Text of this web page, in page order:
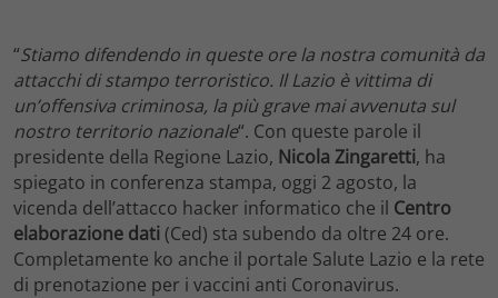
“Stiamo difendendo in queste ore la nostra comunità da
attacchi di stampo terroristico. Il Lazio è vittima di
un’offensiva criminosa, la più grave mai avvenuta sul
nostro territorio nazionale“. Con queste parole il
presidente della Regione Lazio, Nicola Zingaretti, ha
spiegato in conferenza stampa, oggi 2 agosto, la
vicenda dell’attacco hacker informatico che il Centro
elaborazione dati(Ced) sta subendo da oltre 24 ore.
Completamente ko anche il portale Salute Lazio e la rete
di prenotazione per i vaccini anti Coronavirus.